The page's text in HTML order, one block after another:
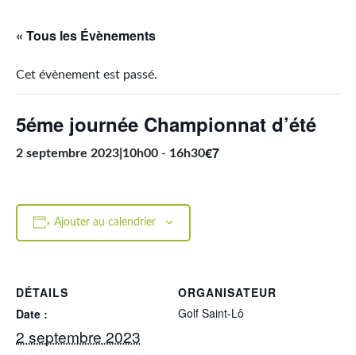
« Tous les Évènements
Cet évènement est passé.
5éme journée Championnat d’été
2 septembre 2023|10h00 - 16h30€7
Ajouter au calendrier
DÉTAILS
Date :
2 septembre 2023
ORGANISATEUR
Golf Saint-Lô